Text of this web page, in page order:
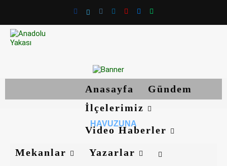
Anasayfa
Gündem
İlçelerimiz
Video Haberler
Mekanlar
Yazarlar
HAVUZUNA